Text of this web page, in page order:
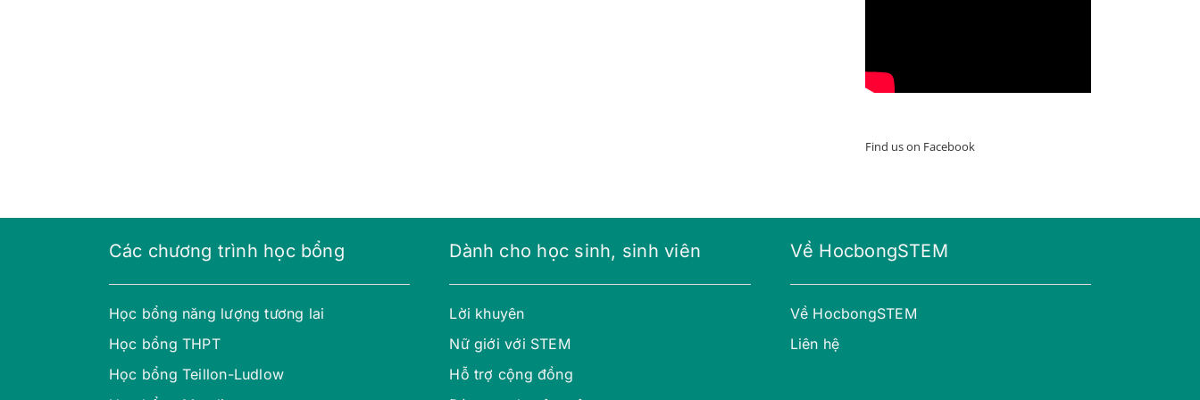
Find us on Facebook
Các chương trình học bổng
Học bổng năng lượng tương lai
Học bổng THPT
Học bổng Teillon-Ludlow
Dành cho học sinh, sinh viên
Lời khuyên
Nữ giới với STEM
Hỗ trợ cộng đồng
Về HocbongSTEM
Về HocbongSTEM
Liên hệ